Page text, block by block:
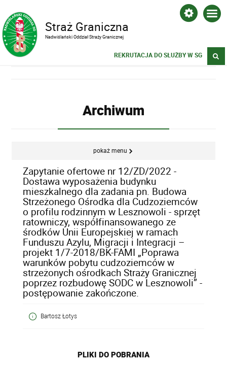
Straż Graniczna
Nadwiślański Oddział Straży Granicznej
REKRUTACJA DO SŁUŻBY W SG
Archiwum
pokaż menu
Zapytanie ofertowe nr 12/ZD/2022 -
Dostawa wyposażenia budynku
mieszkalnego dla zadania pn. Budowa
Strzeżonego Ośrodka dla Cudzoziemców
o profilu rodzinnym w Lesznowoli - sprzęt
ratowniczy, współfinansowanego ze
środków Unii Europejskiej w ramach
Funduszu Azylu, Migracji i Integracji –
projekt 1/7-2018/BK-FAMI „Poprawa
warunków pobytu cudzoziemców w
strzeżonych ośrodkach Straży Granicznej
poprzez rozbudowę SODC w Lesznowoli” -
postępowanie zakończone.
Bartosz Łotys
PLIKI DO POBRANIA